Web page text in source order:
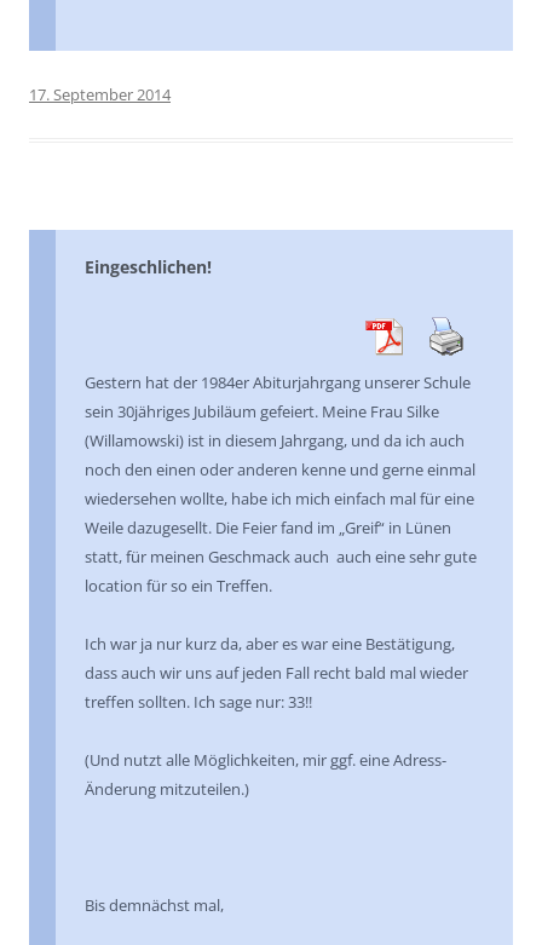
17. September 2014
Eingeschlichen!
Gestern hat der 1984er Abiturjahrgang unserer Schule
sein 30jähriges Jubiläum gefeiert. Meine Frau Silke
(Willamowski) ist in diesem Jahrgang, und da ich auch
noch den einen oder anderen kenne und gerne einmal
wiedersehen wollte, habe ich mich einfach mal für eine
Weile dazugesellt. Die Feier fand im „Greif“ in Lünen
statt, für meinen Geschmack auch auch eine sehr gute
location für so ein Treffen.
Ich war ja nur kurz da, aber es war eine Bestätigung,
dass auch wir uns auf jeden Fall recht bald mal wieder
treffen sollten. Ich sage nur: 33!!
(Und nutzt alle Möglichkeiten, mir ggf. eine Adress-
Änderung mitzuteilen.)
Bis demnächst mal,